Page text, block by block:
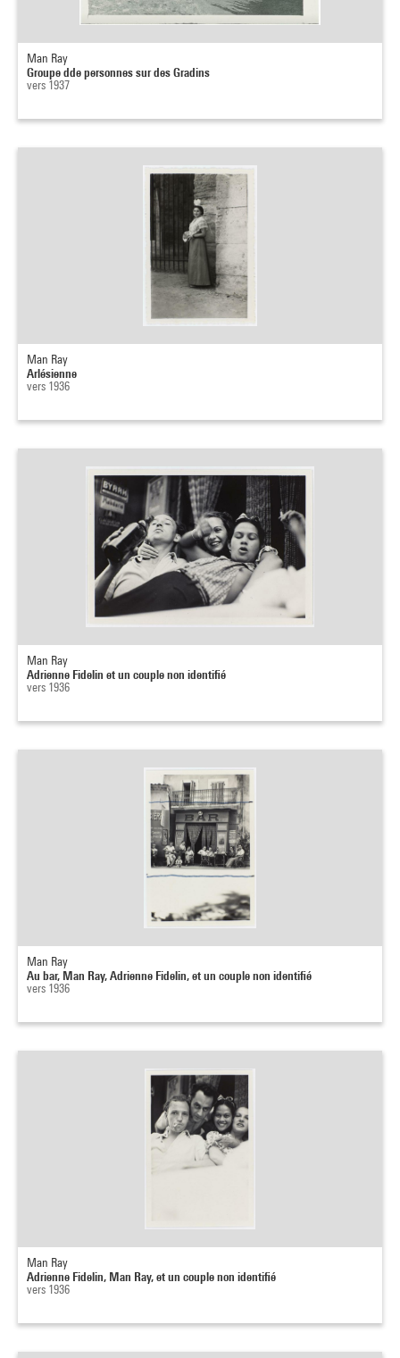
Man Ray
Groupe dde personnes sur des Gradins
vers 1937
Man Ray
Arlésienne
vers 1936
Man Ray
Adrienne Fidelin et un couple non identifié
vers 1936
Man Ray
Au bar, Man Ray, Adrienne Fidelin, et un couple non identifié
vers 1936
Man Ray
Adrienne Fidelin, Man Ray, et un couple non identifié
vers 1936